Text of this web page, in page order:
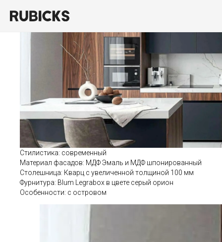
Проект 87
Стилистика: современный
Материал фасадов: МДФ Эмаль и МДФ шпонированный
Столешница: Кварц с увеличенной толщиной 100 мм
Фурнитура: Blum Legrabox в цвете серый орион
Особенности: с островом